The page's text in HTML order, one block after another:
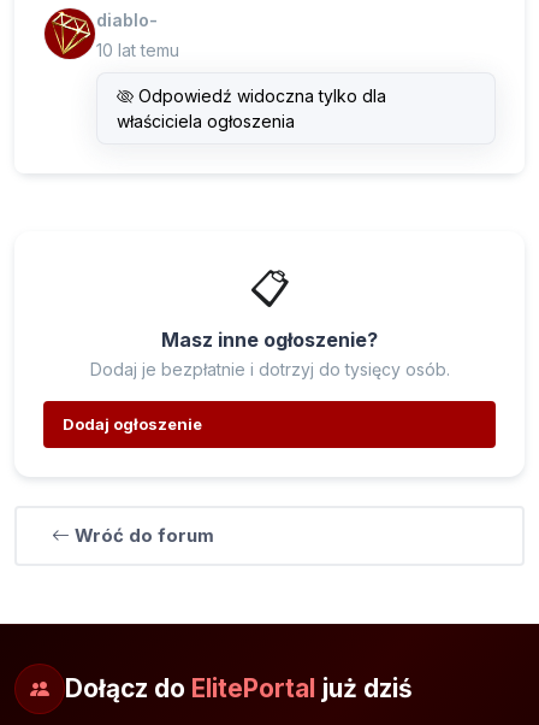
diablo-
10 lat temu
Odpowiedź widoczna tylko dla
właściciela ogłoszenia
📋
Masz inne ogłoszenie?
Dodaj je bezpłatnie i dotrzyj do tysięcy osób.
Dodaj ogłoszenie
Wróć do forum
Dołącz do ElitePortal już dziś